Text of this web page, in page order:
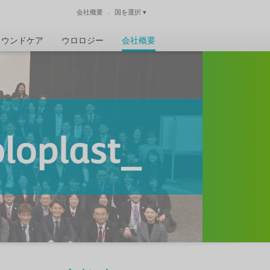
閉じる
会社概要 国を選択 ▾
ウンドケア ウロロジー 会社概要